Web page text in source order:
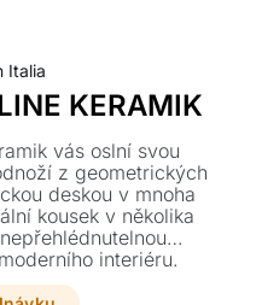
Italia
KERAMIK
vás oslní svou
z geometrických
deskou v mnoha
kousek v několika
interiéru.